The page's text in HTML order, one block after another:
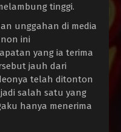
tinggi.
unggahan di media
ini
yang ia terima
jauh dari
telah ditonton
salah satu yang
hanya menerima